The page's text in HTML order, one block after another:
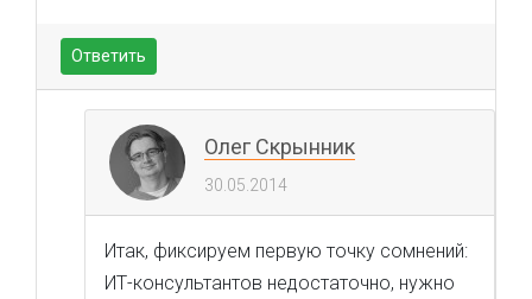
Ответить
Олег Скрынник
30.05.2014
Итак, фиксируем первую точку сомнений:
ИТ-консультантов недостаточно, нужно